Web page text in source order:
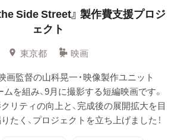
Side Street』 製作費支援プロジ
ェクト
東京都
映画
画監督の山科晃一・映像製作ユニット
を組み、9月に撮影する短編映画です。
リティの向上と、完成後の展開拡大を目
たく、プロジェクトを立ち上げました！